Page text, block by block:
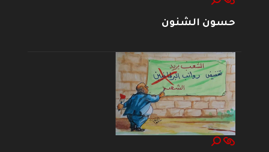
حسون الشنون